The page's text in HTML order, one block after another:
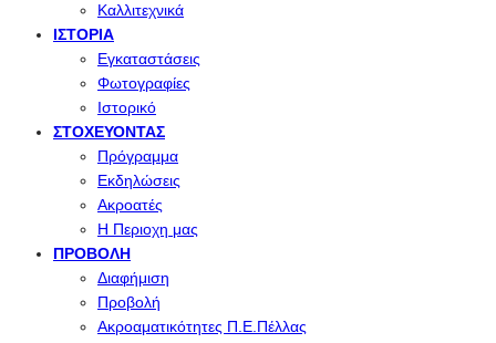
Καλλιτεχνικά
ΙΣΤΟΡΊΑ
Εγκαταστάσεις
Φωτογραφίες
Ιστορικό
ΣΤΟΧΕΎΟΝΤΑΣ
Πρόγραμμα
Εκδηλώσεις
Ακροατές
Η Περιοχη μας
ΠΡΟΒΟΛΉ
Διαφήμιση
Προβολή
Ακροαματικότητες Π.Ε.Πέλλας